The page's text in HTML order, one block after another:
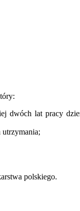
dwóch lat pracy
utrzymania;
polskiego.